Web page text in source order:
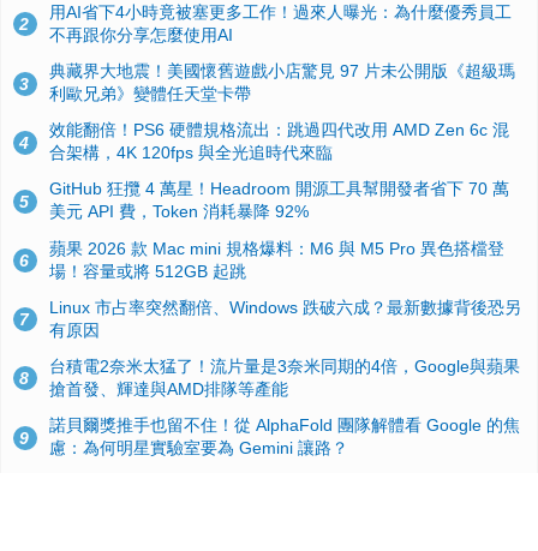
2
用AI省下4小時竟被塞更多工作！過來人曝光：為什麼優秀員工
不再跟你分享怎麼使用AI
3
典藏界大地震！美國懷舊遊戲小店驚見 97 片未公開版《超級瑪
利歐兄弟》變體任天堂卡帶
4
效能翻倍！PS6 硬體規格流出：跳過四代改用 AMD Zen 6c 混
合架構，4K 120fps 與全光追時代來臨
5
GitHub 狂攬 4 萬星！Headroom 開源工具幫開發者省下 70 萬
美元 API 費，Token 消耗暴降 92%
6
蘋果 2026 款 Mac mini 規格爆料：M6 與 M5 Pro 異色搭檔登
場！容量或將 512GB 起跳
7
Linux 市占率突然翻倍、Windows 跌破六成？最新數據背後恐另
有原因
8
台積電2奈米太猛了！流片量是3奈米同期的4倍，Google與蘋果
搶首發、輝達與AMD排隊等產能
9
諾貝爾獎推手也留不住！從 AlphaFold 團隊解體看 Google 的焦
慮：為何明星實驗室要為 Gemini 讓路？